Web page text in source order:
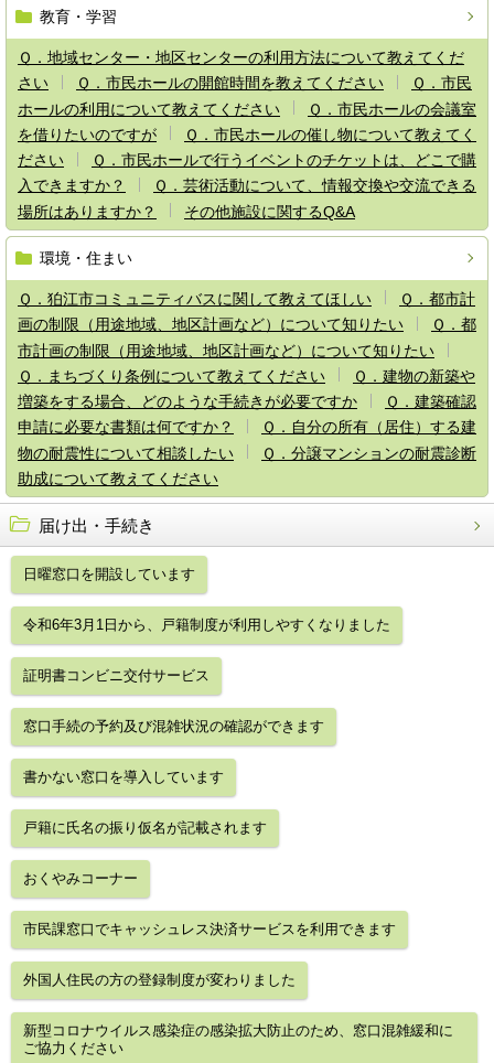
教育・学習
Ｑ．地域センター・地区センターの利用方法について教えてくだ
さい
Ｑ．市民ホールの開館時間を教えてください
Ｑ．市民
ホールの利用について教えてください
Ｑ．市民ホールの会議室
を借りたいのですが
Ｑ．市民ホールの催し物について教えてく
ださい
Ｑ．市民ホールで行うイベントのチケットは、どこで購
入できますか？
Ｑ．芸術活動について、情報交換や交流できる
場所はありますか？
その他施設に関するQ&A
環境・住まい
Ｑ．狛江市コミュニティバスに関して教えてほしい
Ｑ．都市計
画の制限（用途地域、地区計画など）について知りたい
Ｑ．都
市計画の制限（用途地域、地区計画など）について知りたい
Ｑ．まちづくり条例について教えてください
Ｑ．建物の新築や
増築をする場合、どのような手続きが必要ですか
Ｑ．建築確認
申請に必要な書類は何ですか？
Ｑ．自分の所有（居住）する建
物の耐震性について相談したい
Ｑ．分譲マンションの耐震診断
助成について教えてください
届け出・手続き
日曜窓口を開設しています
令和6年3月1日から、戸籍制度が利用しやすくなりました
証明書コンビニ交付サービス
窓口手続の予約及び混雑状況の確認ができます
書かない窓口を導入しています
戸籍に氏名の振り仮名が記載されます
おくやみコーナー
市民課窓口でキャッシュレス決済サービスを利用できます
外国人住民の方の登録制度が変わりました
新型コロナウイルス感染症の感染拡大防止のため、窓口混雑緩和に
ご協力ください